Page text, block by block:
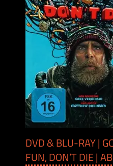
DVD & BLU-RAY |
FUN, DON’T DIE |